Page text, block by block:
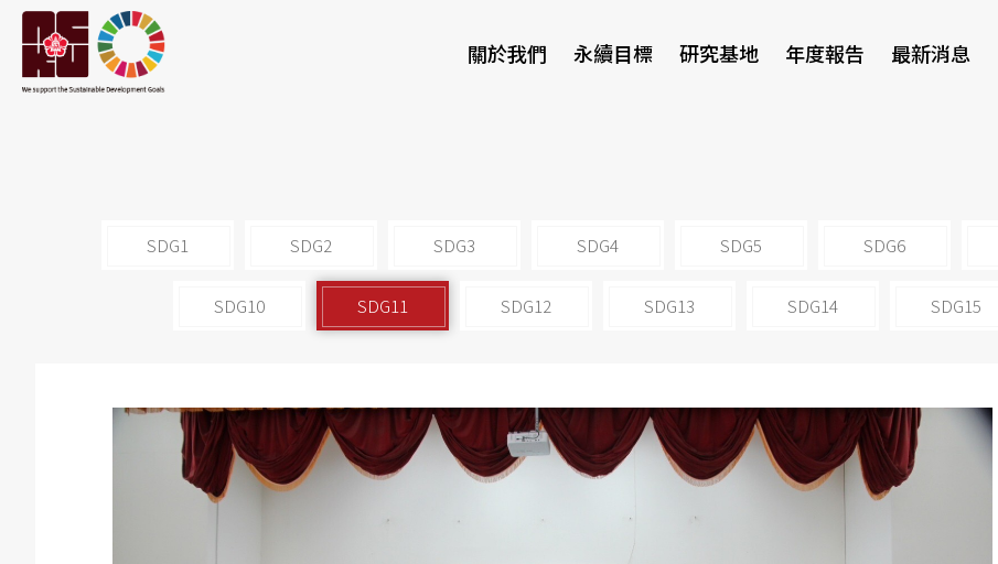
關於我們 永續目標 研究基地 年度報告 最新消息
SDG1 SDG2 SDG3 SDG4 SDG5 SDG6
SDG10 SDG11 SDG12 SDG13 SDG14 SDG15